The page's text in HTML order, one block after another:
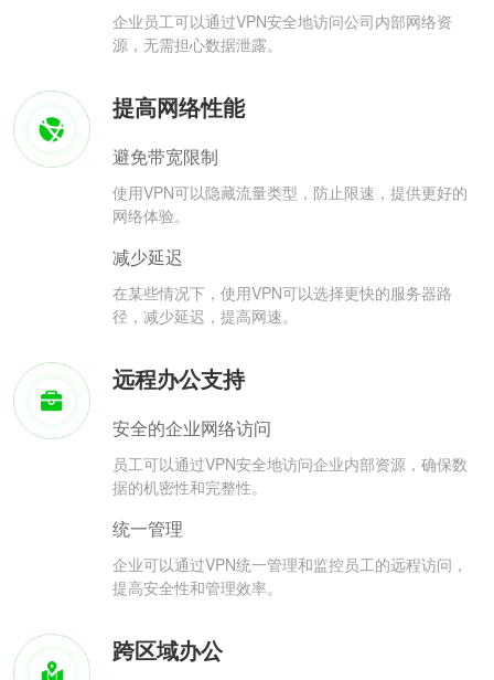
企业员工可以通过VPN安全地访问公司内部网络资
源，无需担心数据泄露。
提高网络性能
避免带宽限制
使用VPN可以隐藏流量类型，防止限速，提供更好的
网络体验。
减少延迟
在某些情况下，使用VPN可以选择更快的服务器路
径，减少延迟，提高网速。
远程办公支持
安全的企业网络访问
员工可以通过VPN安全地访问企业内部资源，确保数
据的机密性和完整性。
统一管理
企业可以通过VPN统一管理和监控员工的远程访问，
提高安全性和管理效率。
跨区域办公